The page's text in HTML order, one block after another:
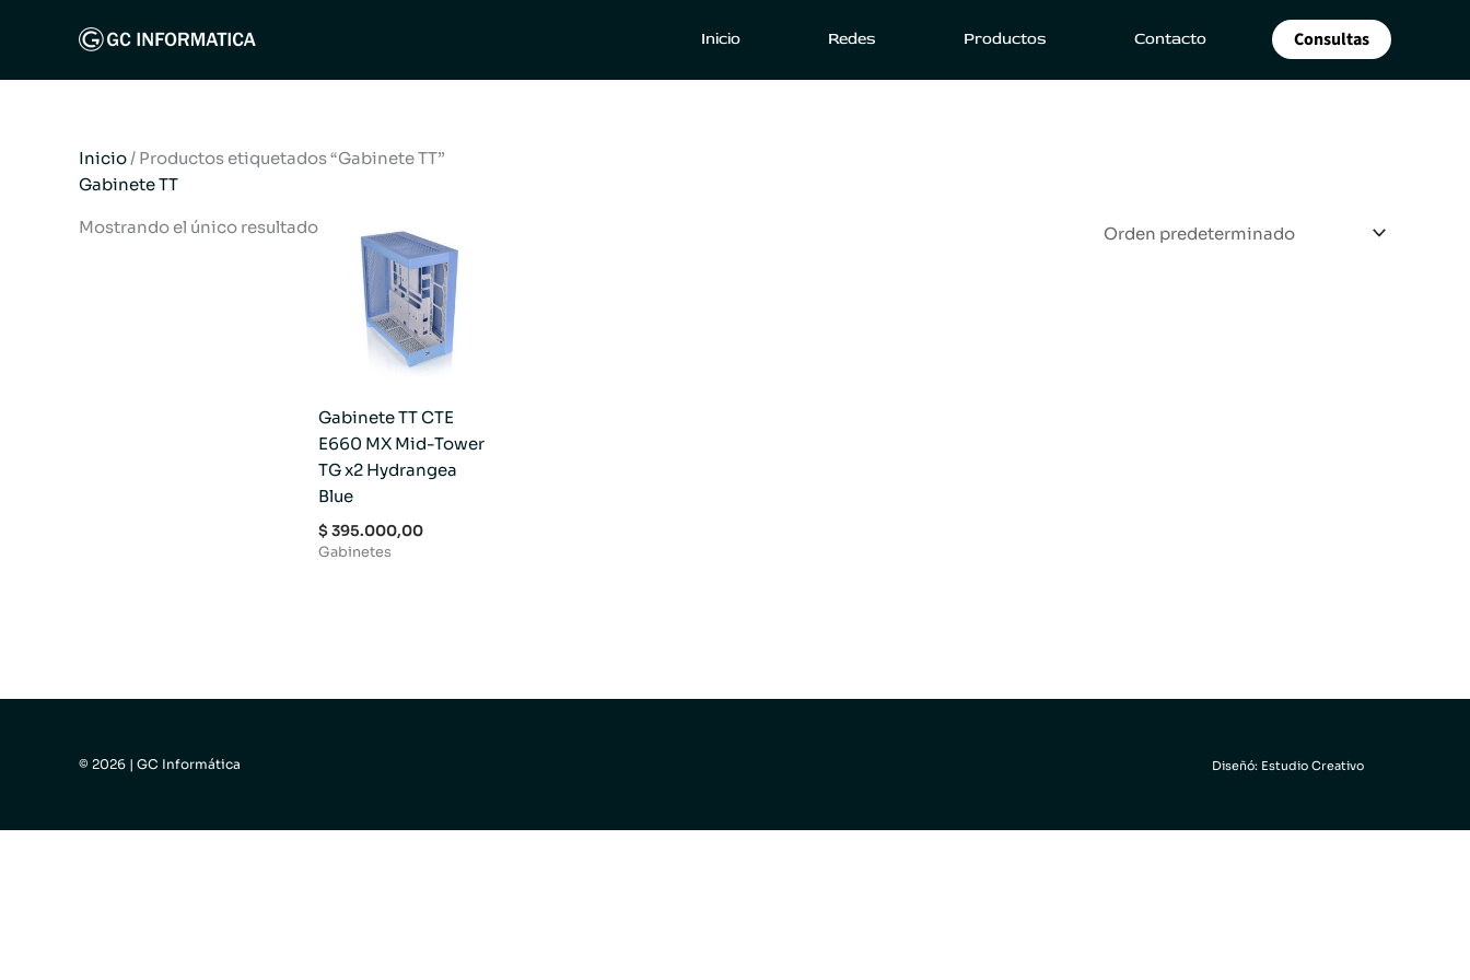
Inicio Redes Productos Contacto Consultas
Inicio/ Productos etiquetados “Gabinete TT”
Gabinete TT
Mostrando el único resultado
Gabinete TT CTE
E660 MX Mid-Tower
TG x2 Hydrangea
Blue
$395.000,00
Gabinetes
© 2026 | GC Informática Diseñó: Estudio Creativo